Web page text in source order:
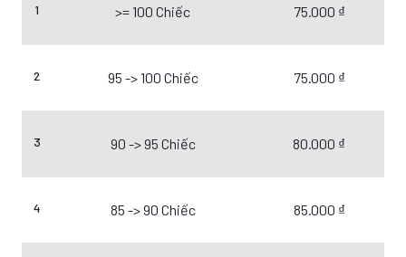
1 >= 100 Chiếc 75.000 ₫
2 95 -> 100 Chiếc 75.000 ₫
3 90 -> 95 Chiếc 80.000 ₫
4 85 -> 90 Chiếc 85.000 ₫